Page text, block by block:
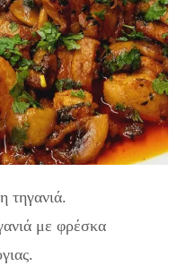
τηγανιά.
με φρέσκα